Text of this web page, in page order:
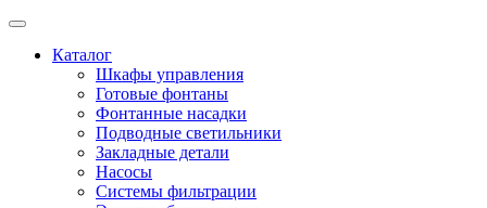
Каталог
Шкафы управления
Готовые фонтаны
Фонтанные насадки
Подводные светильники
Закладные детали
Насосы
Системы фильтрации